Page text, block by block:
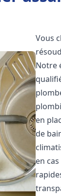
Vous
Notre
en
de
en